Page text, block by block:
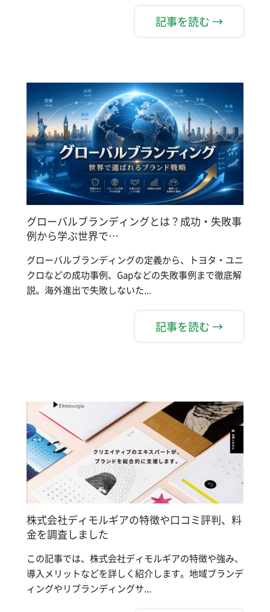
記事を読む →
グローバルブランディングとは？成功・失敗事
例から学ぶ世界で…
グローバルブランディングの定義から、トヨタ・ユニ
クロなどの成功事例、Gapなどの失敗事例まで徹底解
説。海外進出で失敗しないた...
記事を読む →
株式会社ディモルギアの特徴や口コミ評判、料
金を調査しました
この記事では、株式会社ディモルギアの特徴や強み、
導入メリットなどを詳しく紹介します。地域ブランデ
ィングやリブランディングサ...